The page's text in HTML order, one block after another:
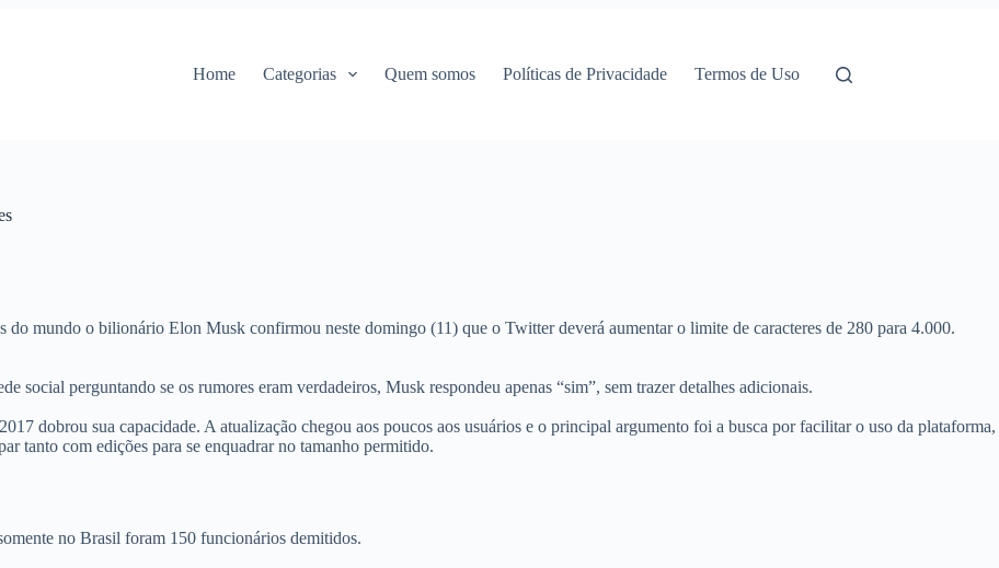
Home Categorias Quem somos Políticas de Privacidade Termos de Uso
do mundo o bilionário Elon Musk confirmou neste domingo (11) que o Twitter deverá aumentar o limite de caracteres de 280 para 4.000.
social perguntando se os rumores eram verdadeiros, Musk respondeu apenas “sim”, sem trazer detalhes adicionais.
dobrou sua capacidade. A atualização chegou aos poucos aos usuários e o principal argumento foi a busca por facilitar o uso da plataforma,
tanto com edições para se enquadrar no tamanho permitido.
no Brasil foram 150 funcionários demitidos.